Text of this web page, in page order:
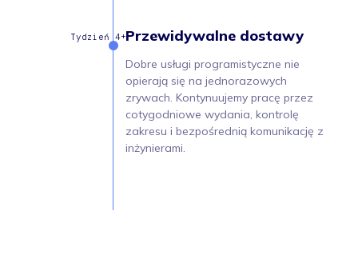
Przewidywalne dostawy
Dobre usługi programistyczne nie
opierają się na jednorazowych
zrywach. Kontynuujemy pracę przez
cotygodniowe wydania, kontrolę
zakresu i bezpośrednią komunikację z
inżynierami.